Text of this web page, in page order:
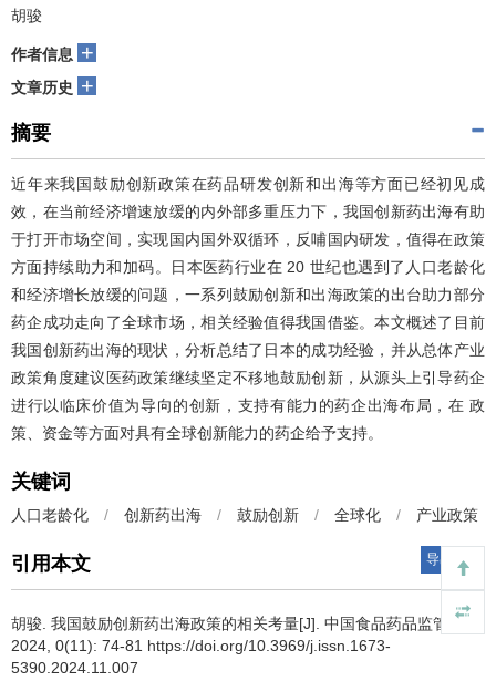
胡骏
作者信息 +
文章历史 +
摘要
近年来我国鼓励创新政策在药品研发创新和出海等方面已经初见成
效，在当前经济增速放缓的内外部多重压力下，我国创新药出海有助
于打开市场空间，实现国内国外双循环，反哺国内研发，值得在政策
方面持续助力和加码。日本医药行业在 20 世纪也遇到了人口老龄化
和经济增长放缓的问题，一系列鼓励创新和出海政策的出台助力部分
药企成功走向了全球市场，相关经验值得我国借鉴。本文概述了目前
我国创新药出海的现状，分析总结了日本的成功经验，并从总体产业
政策角度建议医药政策继续坚定不移地鼓励创新，从源头上引导药企
进行以临床价值为导向的创新，支持有能力的药企出海布局，在 政
策、资金等方面对具有全球创新能力的药企给予支持。
关键词
人口老龄化 / 创新药出海 / 鼓励创新 / 全球化 / 产业政策
引用本文 导出引用
胡骏. 我国鼓励创新药出海政策的相关考量[J]. 中国食品药品监管,
2024, 0(11): 74-81 https://doi.org/10.3969/j.issn.1673-
5390.2024.11.007